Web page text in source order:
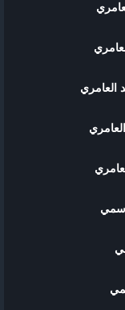
العامري